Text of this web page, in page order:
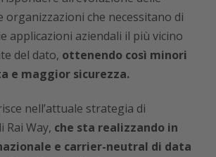
organizzazioni che necessitano di
applicazioni aziendali il più vicino
del dato, ottenendo così minori
e maggior sicurezza.
nell’attuale strategia di
Rai Way, che sta realizzando in
e carrier-neutral di data